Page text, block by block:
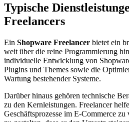
Typische
Freelancers
Ein Shopware Freelancer bietet ein
weit über die reine Programmierung
individuelle Entwicklung von
Plugins und Themes sowie die
Wartung bestehender Systeme.
Darüber hinaus gehören technische
zu den Kernleistungen. Freelancer
Geschäftsprozesse im E-Commerce zu